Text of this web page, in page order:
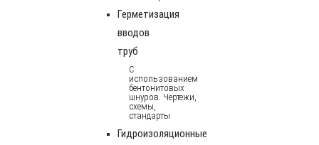
Герметизация
вводов
труб
С
использованием
бентонитовых
шнуров. Чертежи,
схемы,
стандарты
Гидроизоляционные